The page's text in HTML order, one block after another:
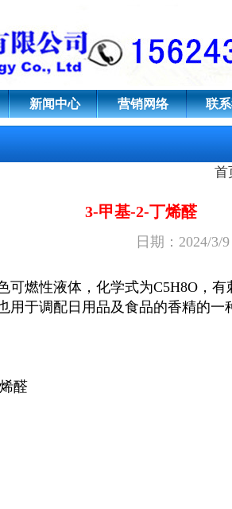
8
新闻中心 营销网络 联
首
3-甲基-2-丁烯醛
日期：2024/3/
可燃性液体，化学式为C5H8O，有
用于调配日用品及食品的香精的一
醛